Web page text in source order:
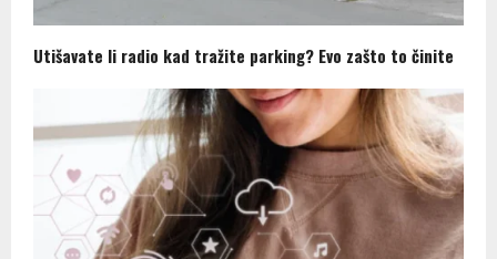
Utišavate li radio kad tražite parking? Evo zašto to činite